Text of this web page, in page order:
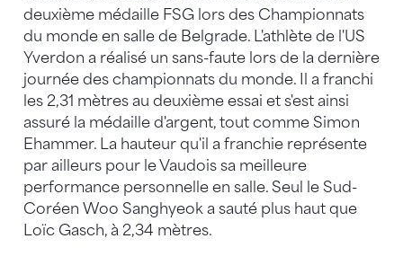
deuxième médaille FSG lors des Championnats
du monde en salle de Belgrade. L'athlète de l'US
Yverdon a réalisé un sans-faute lors de la dernière
journée des championnats du monde. Il a franchi
les 2,31 mètres au deuxième essai et s'est ainsi
assuré la médaille d'argent, tout comme Simon
Ehammer. La hauteur qu'il a franchie représente
par ailleurs pour le Vaudois sa meilleure
performance personnelle en salle. Seul le Sud-
Coréen Woo Sanghyeok a sauté plus haut que
Loïc Gasch, à 2,34 mètres.